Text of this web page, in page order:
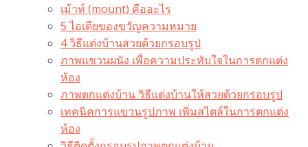
เม้าท์ (mount) คืออะไร​
5 ไอเดียของขวัญความหมาย
4 วิธีแต่งบ้านสวยด้วยกรอบรูป
ภาพแขวนผนัง เพื่อความประทับใจในการตกแต่ง
ห้อง
ภาพตกแต่งบ้าน วิธีแต่งบ้านให้สวยด้วยกรอบรูป
เทคนิคการแขวนรูปภาพ เพิ่มสไตล์ในการตกแต่ง
ห้อง